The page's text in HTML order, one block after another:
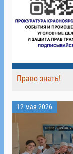
Право знать!
12 мая 2026